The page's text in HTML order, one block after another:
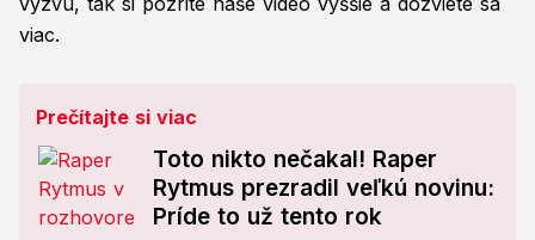
viac.
Prečítajte si viac
Toto nikto nečakal! Raper
Rytmus prezradil veľkú novinu:
Príde to už tento rok